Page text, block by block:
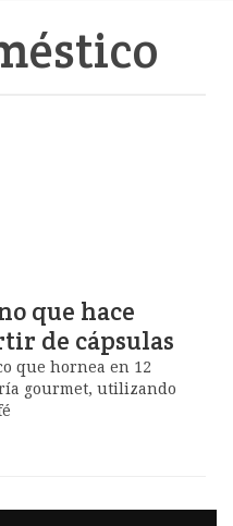
que hace
de cápsulas
que hornea en 12
gourmet, utilizando